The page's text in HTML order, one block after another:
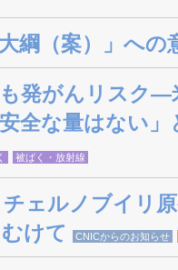
綱（案）」への
発がんリスク―
安全な量はない
被ばく・放射線
ェルノブイリ
けて
CNICからのお知らせ